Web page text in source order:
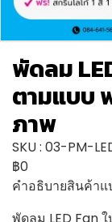
พัดลม
ตามแบบ
ภาพ
SKU : 03-PM-
฿0
คำอธิบายสินค้าแ